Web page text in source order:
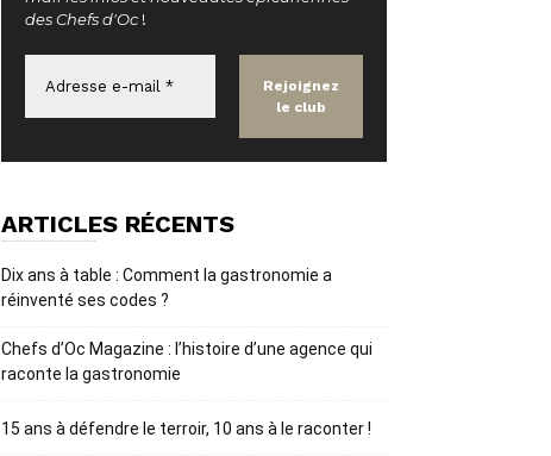
des Chefs d'Oc !
ARTICLES RÉCENTS
Dix ans à table : Comment la gastronomie a
réinventé ses codes ?
Chefs d’Oc Magazine : l’histoire d’une agence qui
raconte la gastronomie
15 ans à défendre le terroir, 10 ans à le raconter !